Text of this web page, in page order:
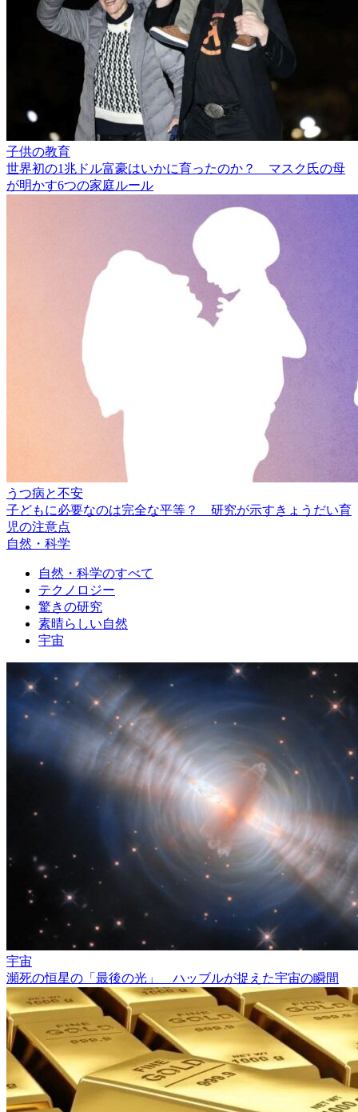
子供の教育
世界初の1兆ドル富豪はいかに育ったのか？ マスク氏の母
が明かす6つの家庭ルール
うつ病と不安
子どもに必要なのは完全な平等？ 研究が示すきょうだい育
児の注意点
自然・科学
自然・科学のすべて
テクノロジー
驚きの研究
素晴らしい自然
宇宙
宇宙
瀕死の恒星の「最後の光」 ハッブルが捉えた宇宙の瞬間